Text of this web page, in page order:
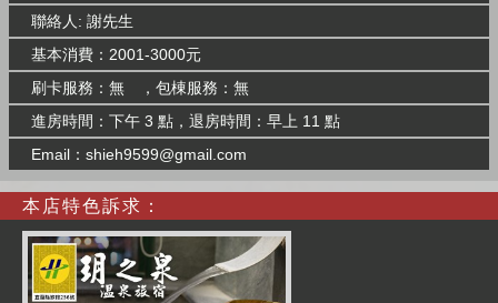
聯絡人: 謝先生
基本消費：2001-3000元
刷卡服務：無 ，包棟服務：無
進房時間：下午 3 點，退房時間：早上 11 點
Email： shieh9599@gmail.com
本店特色訴求：